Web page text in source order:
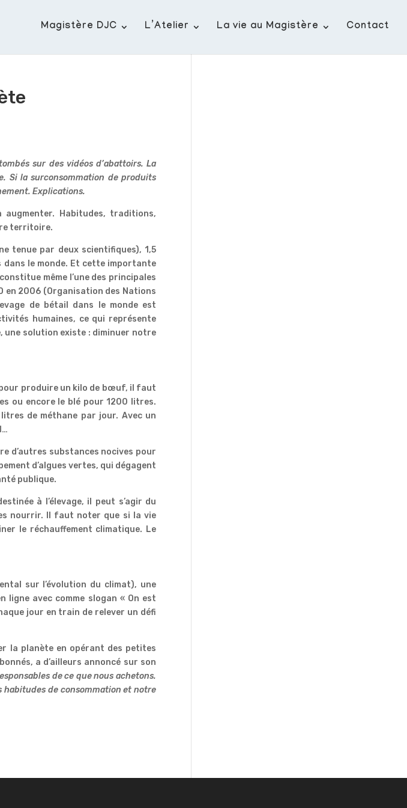
Magistère DJC L’Atelier La vie au Magistère Contact
sur des vidéos d’abattoirs. La
Si la surconsommation de produits
Explications.
Habitudes, traditions,
territoire.
tenue par deux scientifiques), 1,5
le monde. Et cette importante
même l’une des principales
en 2006 (Organisation des Nations
de bétail dans le monde est
humaines, ce qui représente
une solution existe : diminuer notre
pour produire un kilo de bœuf, il faut
ou encore le blé pour 1200 litres.
de méthane par jour. Avec un
d’autres substances nocives pour
d’algues vertes, qui dégagent
publique.
à l’élevage, il peut s’agir du
nourrir. Il faut noter que si la vie
le réchauffement climatique. Le
sur l’évolution du climat), une
ligne avec comme slogan « On est
jour en train de relever un défi
la planète en opérant des petites
a d’ailleurs annoncé sur son
de ce que nous achetons.
habitudes de consommation et notre